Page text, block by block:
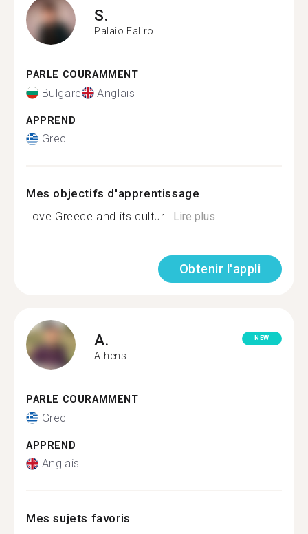
S.
Palaio Faliro
PARLE COURAMMENT
Bulgare Anglais
APPREND
Grec
Mes objectifs d'apprentissage
Love Greece and its cultur...Lire plus
Obtenir l'appli
A.
Athens
NEW
PARLE COURAMMENT
Grec
APPREND
Anglais
Mes sujets favoris